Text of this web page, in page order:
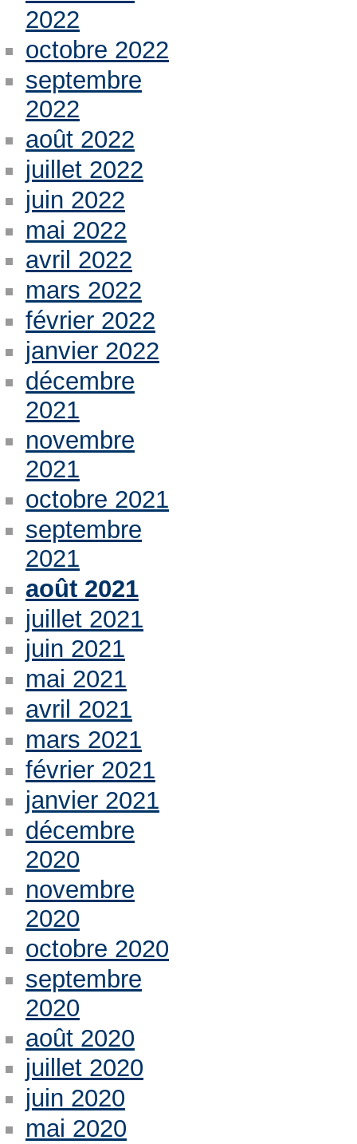
2022
octobre 2022
septembre
2022
août 2022
juillet 2022
juin 2022
mai 2022
avril 2022
mars 2022
février 2022
janvier 2022
décembre
2021
novembre
2021
octobre 2021
septembre
2021
août 2021
juillet 2021
juin 2021
mai 2021
avril 2021
mars 2021
février 2021
janvier 2021
décembre
2020
novembre
2020
octobre 2020
septembre
2020
août 2020
juillet 2020
juin 2020
mai 2020